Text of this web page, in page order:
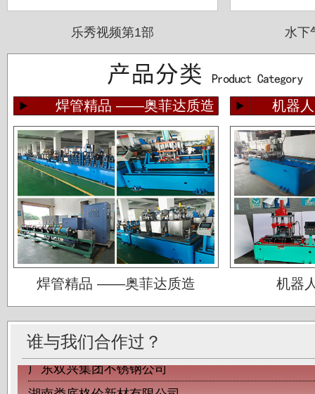
乐秀视频第1部 水下
焊管精品 ——奥菲达质造 机器
焊管精品 ——奥菲达质造 机器
谁与我们合作过？
佛山运升不锈钢厂
宝菜不锈钢科技（昆山）有限公司
苏州圣珀不锈钢制品有限公司
上海华钢不锈钢有限公司
常熟鑫统联不锈钢公司
广东江门斯高不锈钢公司
广东双兴集团不锈钢公司
湖南娄底格伦新材有限公司